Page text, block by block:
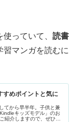
使っていて、 読書
習マンガを読むに
すめポイントと気に
てから早半年。子供と兼
キッズモデル」のお
紹介しますので、ぜひ参